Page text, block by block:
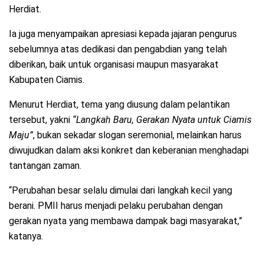
Herdiat.
Ia juga menyampaikan apresiasi kepada jajaran pengurus
sebelumnya atas dedikasi dan pengabdian yang telah
diberikan, baik untuk organisasi maupun masyarakat
Kabupaten Ciamis.
Menurut Herdiat, tema yang diusung dalam pelantikan
tersebut, yakni “Langkah Baru, Gerakan Nyata untuk Ciamis
Maju”, bukan sekadar slogan seremonial, melainkan harus
diwujudkan dalam aksi konkret dan keberanian menghadapi
tantangan zaman.
“Perubahan besar selalu dimulai dari langkah kecil yang
berani. PMII harus menjadi pelaku perubahan dengan
gerakan nyata yang membawa dampak bagi masyarakat,”
katanya.